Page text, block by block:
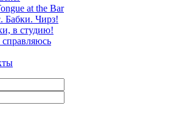
at the Bar
Бабки. Чирз!
в студию!